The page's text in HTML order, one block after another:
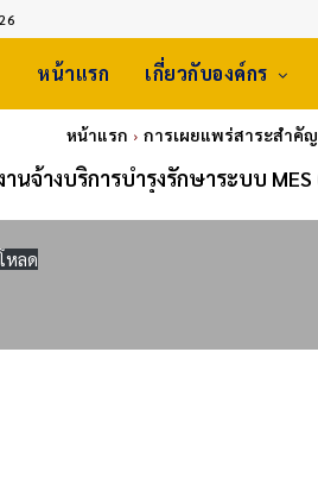
หน้าแรก เกี่ยวกับองค์กร
หน้าแรก การเผยแพร่สาระสำคั
านจ้างบริการบำรุงรักษาระบบ
หลด